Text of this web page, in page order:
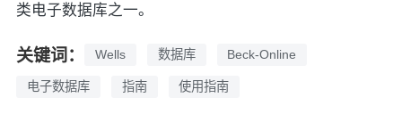
类电子数据库之一。
关键词： Wells 数据库 Beck-Online
电子数据库 指南 使用指南